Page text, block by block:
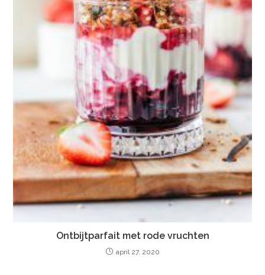
Ontbijtparfait met rode vruchten
april 27, 2020